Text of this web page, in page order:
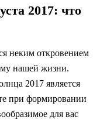
2017: что
неким откровением
нашей жизни.
2017 является
при формировании
для вас